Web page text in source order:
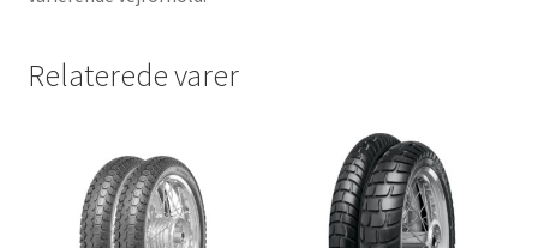
Relaterede varer